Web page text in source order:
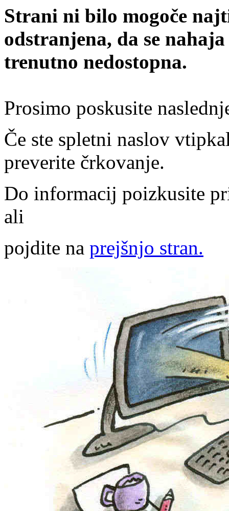
Strani ni bilo mogoče
odstranjena, da se
trenutno nedostopna.
Prosimo poskusite
Če ste spletni naslov
preverite črkovanje.
Do informacij poizkusite
ali
pojdite na prejšnjo stran.